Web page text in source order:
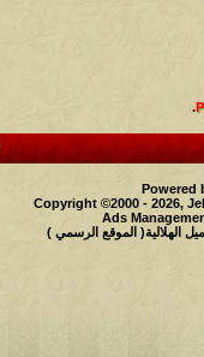
.
Powered
Copyright ©2000 - 2026,
Ads
الهلالية( الموقع الرسمي )